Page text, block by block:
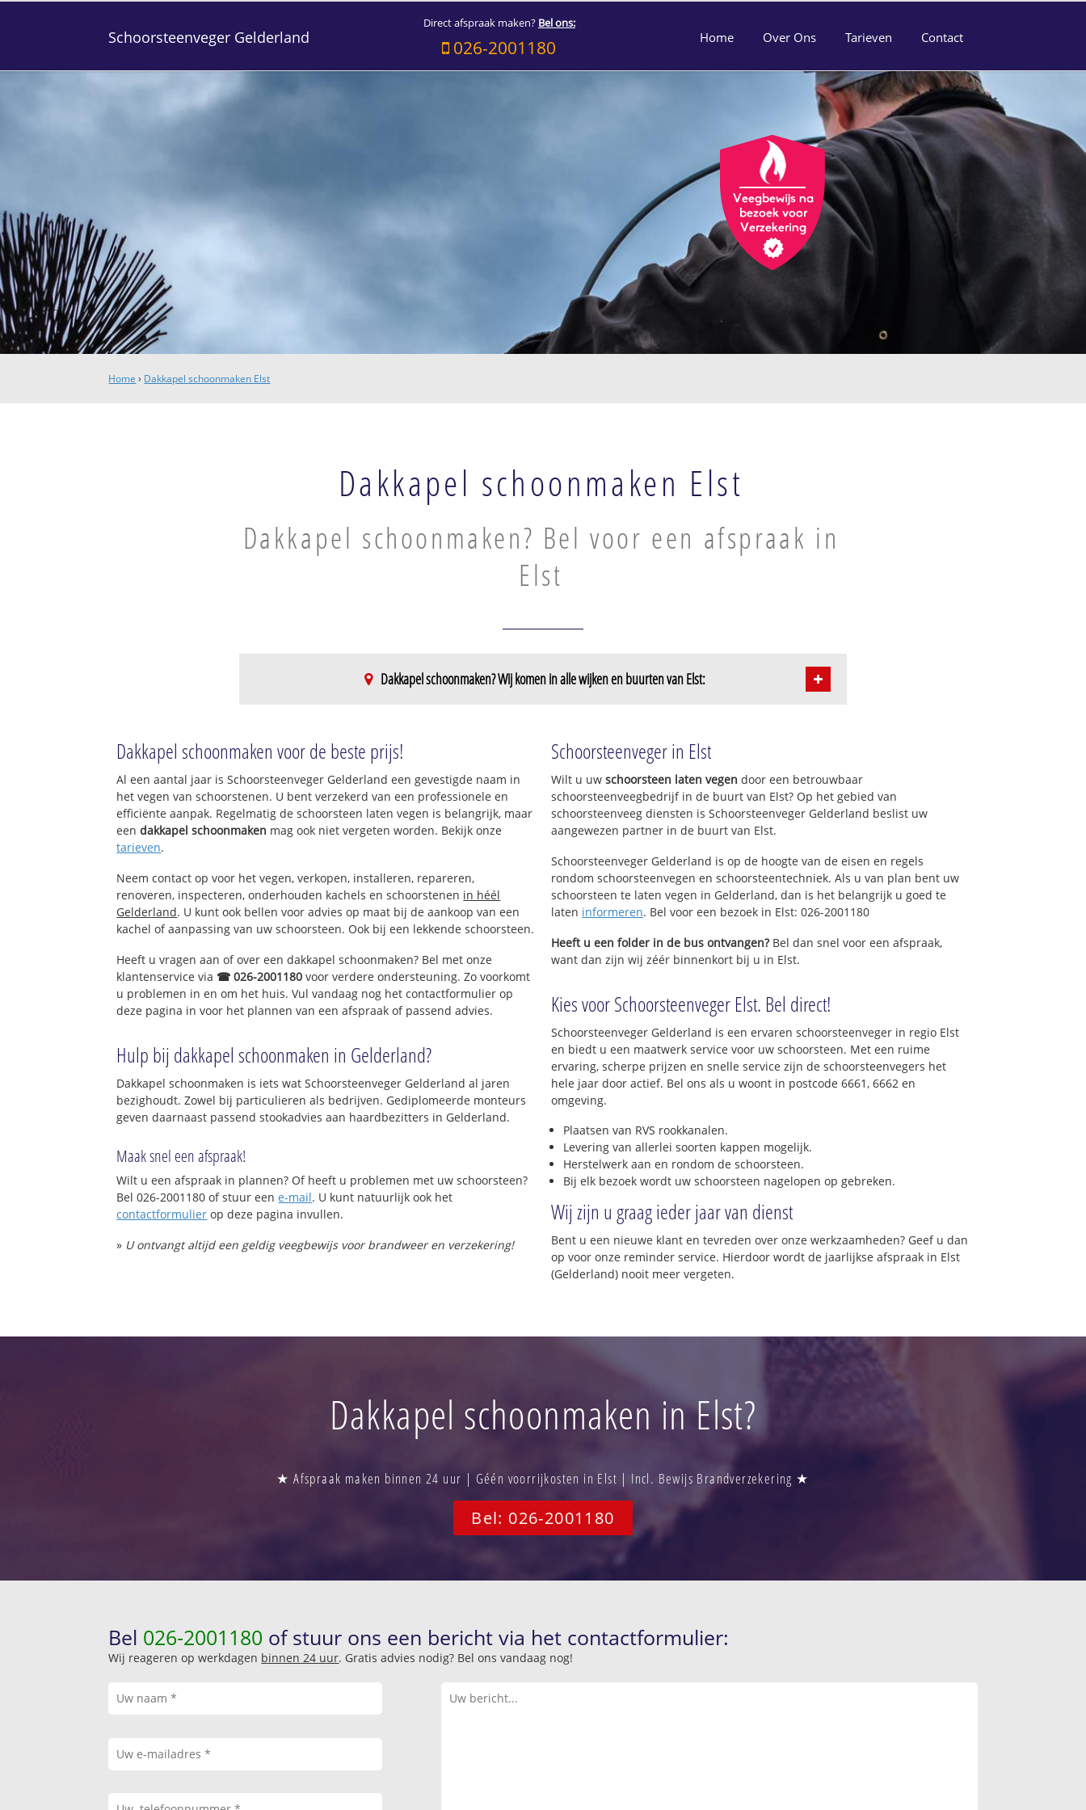
Schoorsteenveger Gelderland
Direct afspraak maken? Bel ons:
026-2001180 Home Over Ons Tarieven Contact
Home › Dakkapel schoonmaken Elst
Dakkapel schoonmaken Elst
Dakkapel schoonmaken? Bel voor een afspraak in
Elst
Dakkapel schoonmaken? Wij komen in alle wijken en buurten van Elst:
Elst-Zuidwest
Elst-Noordoost
Elst-Zuidoost
Westeraam
Dakkapel schoonmaken voor de beste prijs!
Al een aantal jaar is Schoorsteenveger Gelderland een gevestigde naam in
het vegen van schoorstenen. U bent verzekerd van een professionele en
efficiënte aanpak. Regelmatig de schoorsteen laten vegen is belangrijk, maar
eendakkapel schoonmaken mag ook niet vergeten worden. Bekijk onze
tarieven.
Neem contact op voor het vegen, verkopen, installeren, repareren,
renoveren, inspecteren, onderhouden kachels en schoorstenen in héél
Gelderland. U kunt ook bellen voor advies op maat bij de aankoop van een
kachel of aanpassing van uw schoorsteen. Ook bij een lekkende schoorsteen.
Heeft u vragen aan of over een dakkapel schoonmaken? Bel met onze
klantenservice via ☎ 026-2001180 voor verdere ondersteuning. Zo voorkomt
u problemen in en om het huis. Vul vandaag nog het contactformulier op
deze pagina in voor het plannen van een afspraak of passend advies.
Hulp bij dakkapel schoonmaken in Gelderland?
Dakkapel schoonmaken is iets wat Schoorsteenveger Gelderland al jaren
bezighoudt. Zowel bij particulieren als bedrijven. Gediplomeerde monteurs
geven daarnaast passend stookadvies aan haardbezitters in Gelderland.
Maak snel een afspraak!
Wilt u een afspraak in plannen? Of heeft u problemen met uw schoorsteen?
Bel 026-2001180 of stuur eene-mail. U kunt natuurlijk ook het
contactformulier op deze pagina invullen.
» U ontvangt altijd een geldig veegbewijs voor brandweer en verzekering!
Schoorsteenveger in Elst
Wilt u uw schoorsteen laten vegen door een betrouwbaar
schoorsteenveegbedrijf in de buurt van Elst? Op het gebied van
schoorsteenveeg diensten is Schoorsteenveger Gelderland beslist uw
aangewezen partner in de buurt van Elst.
Schoorsteenveger Gelderland is op de hoogte van de eisen en regels
rondom schoorsteenvegen en schoorsteentechniek. Als u van plan bent uw
schoorsteen te laten vegen in Gelderland, dan is het belangrijk u goed te
laten informeren. Bel voor een bezoek in Elst: 026-2001180
Heeft u een folder in de bus ontvangen?Bel dan snel voor een afspraak,
want dan zijn wij zéér binnenkort bij u in Elst.
Kies voor Schoorsteenveger Elst. Bel direct!
Schoorsteenveger Gelderland is een ervaren schoorsteenveger in regio Elst
en biedt u een maatwerk service voor uw schoorsteen. Met een ruime
ervaring, scherpe prijzen en snelle service zijn de schoorsteenvegers het
hele jaar door actief. Bel ons als u woont in postcode 6661, 6662 en
omgeving.
Plaatsen van RVS rookkanalen.
Levering van allerlei soorten kappen mogelijk.
Herstelwerk aan en rondom de schoorsteen.
Bij elk bezoek wordt uw schoorsteen nagelopen op gebreken.
Wij zijn u graag ieder jaar van dienst
Bent u een nieuwe klant en tevreden over onze werkzaamheden? Geef u dan
op voor onze reminder service. Hierdoor wordt de jaarlijkse afspraak in Elst
(Gelderland) nooit meer vergeten.
Dakkapel schoonmaken in Elst?
★ Afspraak maken binnen 24 uur | Géén voorrijkosten in Elst | Incl. Bewijs Brandverzekering ★
Bel: 026-2001180
Bel 026-2001180 of stuur ons een bericht via het contactformulier:
Wij reageren op werkdagen binnen 24 uur. Gratis advies nodig? Bel ons vandaag nog!